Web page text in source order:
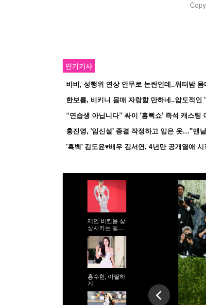
인기기사
비비, 성행위 연상 안무로 논란인데..워터밤
한보름, 비키니 몸매 자랑할 만하네..압도적인
홍진영, '임신설' 종결 작정하고 입은 옷…"맨
제인 버킨을 상
상시키는 벨라
하디드
홍수현, 아찔하
게